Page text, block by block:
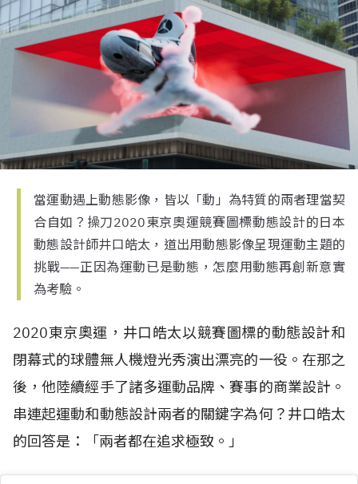
當運動遇上動態影像，皆以「動」為特質的兩者理當契
合自如？操刀2020東京奧運競賽圖標動態設計的日本
動態設計師井口皓太，道出用動態影像呈現運動主題的
挑戰——正因為運動已是動態，怎麼用動態再創新意實
為考驗。
2020東京奧運，井口皓太以競賽圖標的動態設計和
閉幕式的球體無人機燈光秀演出漂亮的一役。在那之
後，他陸續經手了諸多運動品牌、賽事的商業設計。
串連起運動和動態設計兩者的關鍵字為何？井口皓太
的回答是：「兩者都在追求極致。」